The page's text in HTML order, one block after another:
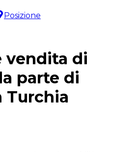
Posizione
vendita di
parte di
Turchia